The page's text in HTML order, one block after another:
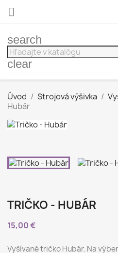

search
clear
Úvod Strojová výšivka
Hubár
TRIČKO - HUBÁR
15,00 €
Vyšívané tričko Hubár. Na